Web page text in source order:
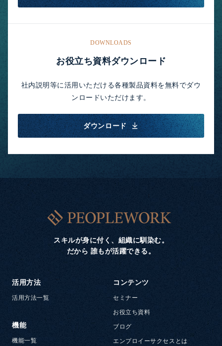
DOWNLOADS
お役立ち資料ダウンロード
社内説明等に活用いただける各種製品資料を無料でダウ
ンロードいただけます。
ダウンロード
スキルが身に付く、組織に馴染む。
だから 誰もが活躍できる。
活用方法
活用方法一覧
機能
機能一覧
コンテンツ
セミナー
お役立ち資料
ブログ
エンプロイーサクセスとは